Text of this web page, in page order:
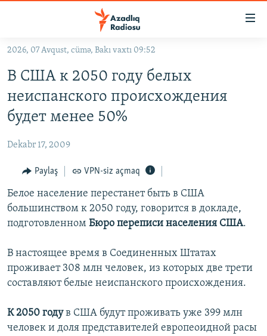
Əsas
qayıt
Əsas
naviqasiyaya
qayıt
Axtarışa
KORRUPSIOMETR
#ƏSLINDƏ
FƏRQƏ BAX
QANUNI DOĞRU
ARAŞDIRMA
MULTIMEDIA
FOTOQALEREYA
İNFOQRAFIKA
OXU ZALI
AZƏRBAYCAN ƏDƏBIYYATI KITABXANASI
İZ - MƏDƏNIYYƏT PROQRAMI
HAQQIMIZDA
MISSIYAMIZ
MATERIALLARIMIZDAN ISTIFADƏ
BIZI IZLƏ
2026, 07 Avqust, cümə, Bakı vaxtı 09:52
В США к 2050 году белых
неиспанского происхождения
будет менее 50%
Dekabr 17, 2009
Paylaş VPN-siz açmaq
Белое население перестанет быть в США
большинством к 2050 году, говорится в докладе,
подготовленном Бюро переписи населения США.
В настоящее время в Соединенных Штатах
проживает 308 млн человек, из которых две трети
составляют белые неиспанского происхождения.
К 2050 годув США будут проживать уже 399 млн
человек и доля представителей европеоидной расы